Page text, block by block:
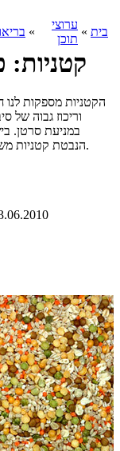
בית »
ערוצי
תוכן
»
קטניות:
הקטניות מספקות לנו
וריכוז גבוה של
במניעת סרטן.
הנבטת קטניות משדרגת את הערך התזונתי שלהן פי עשרות אחוזים.